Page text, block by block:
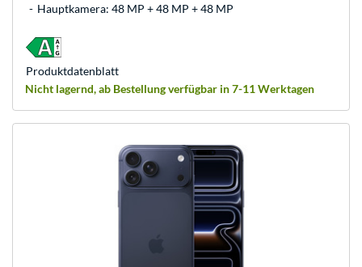
Hauptkamera: 48 MP + 48 MP + 48 MP
Nicht lagernd, ab Bestellung verfügbar in 7-11 Werktagen
Produkt­datenblatt